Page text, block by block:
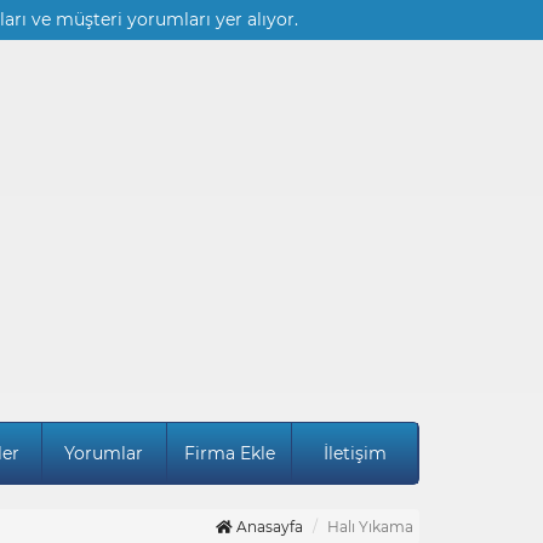
ve müşteri yorumları yer alıyor.
Yorumlar Firma Ekle İletişim
Anasayfa Halı Yıkama